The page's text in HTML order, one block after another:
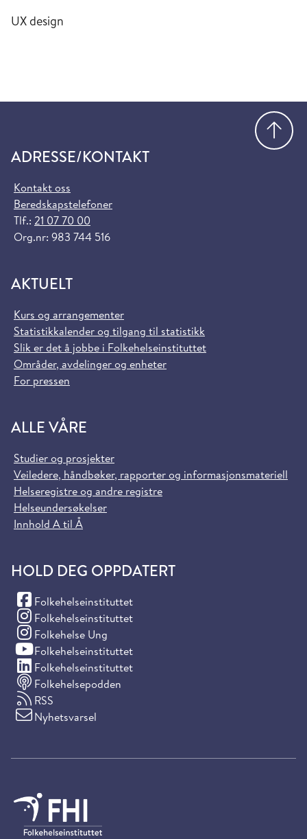
UX design
ADRESSE/KONTAKT
Kontakt oss
Beredskapstelefoner
Tlf.: 21 07 70 00
Org.nr: 983 744 516
AKTUELT
Kurs og arrangementer
Statistikkalender og tilgang til statistikk
Slik er det å jobbe i Folkehelseinstituttet
Områder, avdelinger og enheter
For pressen
ALLE VÅRE
Studier og prosjekter
Veiledere, håndbøker, rapporter og informasjonsmateriell
Helseregistre og andre registre
Helseundersøkelser
Innhold A til Å
HOLD DEG OPPDATERT
Folkehelseinstituttet
(Facebook)
Folkehelseinstituttet
(Instagram)
Folkehelse Ung
(Instagram)
Folkehelseinstituttet
(YouTube)
Folkehelseinstituttet
(LinkedIn)
Folkehelsepodden
RSS
Nyhetsvarsel